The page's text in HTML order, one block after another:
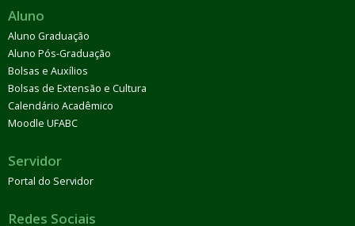
Aluno
Aluno Graduação
Aluno Pós-Graduação
Bolsas e Auxílios
Bolsas de Extensão e Cultura
Calendário Acadêmico
Moodle UFABC
Servidor
Portal do Servidor
Redes Sociais